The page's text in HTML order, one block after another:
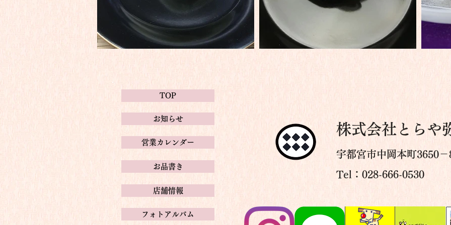
TOP
お知らせ
営業カレンダー
お品書き
店舗情報
フォトアルバム
株式会社とらや
宇都宮市中岡本町3650－
Tel：028-666-0530